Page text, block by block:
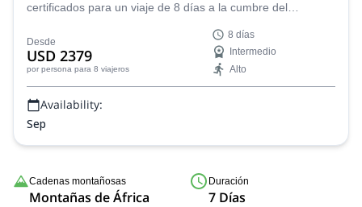
certificados para un viaje de 8 días a la cumbre del
Norte.
Desde
USD 2379
por persona para 8 viajeros
8 días
Intermedio
Alto
Availability:
Sep
Cadenas montañosas
Montañas de África
Duración
7 Días